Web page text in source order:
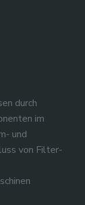
durch
im
und
von Filter-